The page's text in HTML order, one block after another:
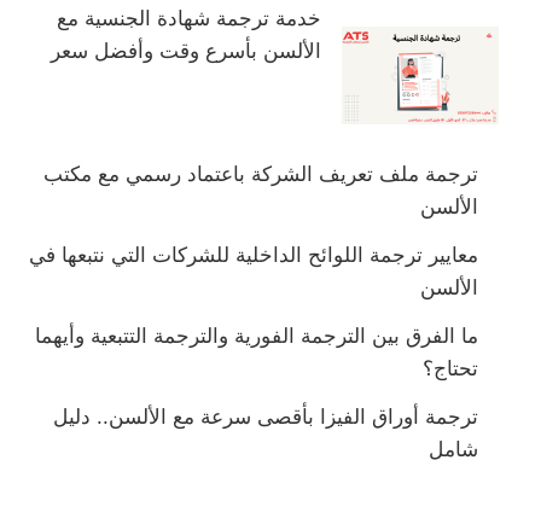
خدمة ترجمة شهادة الجنسية مع
الألسن بأسرع وقت وأفضل سعر
ترجمة ملف تعريف الشركة باعتماد رسمي مع مكتب
الألسن
معايير ترجمة اللوائح الداخلية للشركات التي نتبعها في
الألسن
ما الفرق بين الترجمة الفورية والترجمة التتبعية وأيهما
تحتاج؟
ترجمة أوراق الفيزا بأقصى سرعة مع الألسن.. دليل
شامل